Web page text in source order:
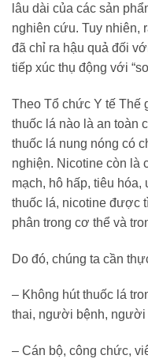
lâu dài của các sản
nghiên cứu. Tuy nhiên,
đã chỉ ra hậu quả đối
tiếp xúc thụ động với
Theo Tổ chức Y tế Thế
thuốc lá nào là an toàn
thuốc lá nung nóng có
nghiện. Nicotine còn là
mạch, hô hấp, tiêu
thuốc lá, nicotine được
phân trong cơ thể và
Do đó, chúng ta cần
– Không hút thuốc lá
thai, người bệnh, người
– Cán bộ, công chức,